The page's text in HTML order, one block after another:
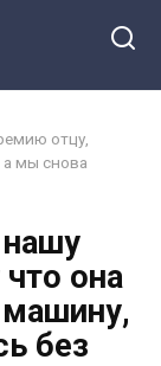
отцу,
а мы снова
она
без